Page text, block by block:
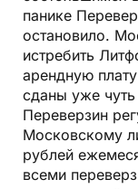
панике
остановило.
истребить
арендную
сданы уже чуть
Переверзин
Московскому
рублей
всеми